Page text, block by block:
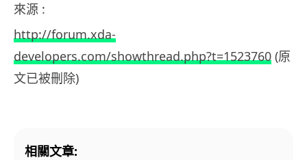
來源 :
http://forum.xda-
developers.com/showthread.php?t=1523760 (原
文已被刪除)
相關文章: